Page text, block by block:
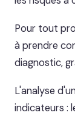
Pour tout
à prendre
diagnostic,
L'analyse
indicateurs :